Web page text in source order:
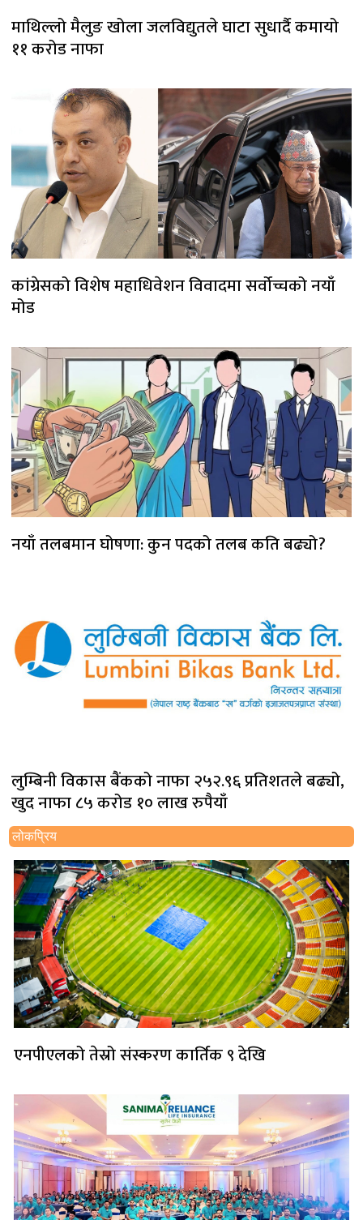
माथिल्लो मैलुङ खोला जलविद्युतले घाटा सुधार्दै कमायो
११ करोड नाफा
कांग्रेसको विशेष महाधिवेशन विवादमा सर्वोच्चको नयाँ
मोड
नयाँ तलबमान घोषणा: कुन पदको तलब कति बढ्यो?
लुम्बिनी विकास बैंकको नाफा २५२.९६ प्रतिशतले बढ्यो,
खुद नाफा ८५ करोड १० लाख रुपैयाँ
लोकप्रिय
एनपीएलको तेस्रो संस्करण कार्तिक ९ देखि